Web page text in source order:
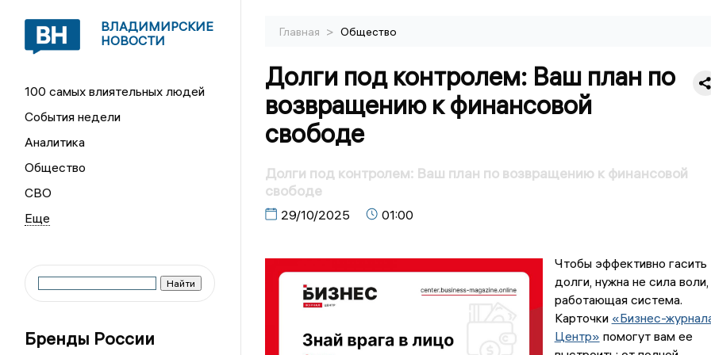
ВЛАДИМИРСКИЕ
НОВОСТИ
100 самых влиятельных людей
События недели
Аналитика
Общество
СВО
Бренды России
Главная > Общество
Долги под контролем: Ваш план по
возвращению к финансовой
свободе
Долги под контролем: Ваш план по возвращению к финансовой
свободе
29/10/2025 01:00
Чтобы эффективно гасить
долги, нужна не сила воли,
работающая система.
Карточки «Бизнес-
Центр» помогут вам ее